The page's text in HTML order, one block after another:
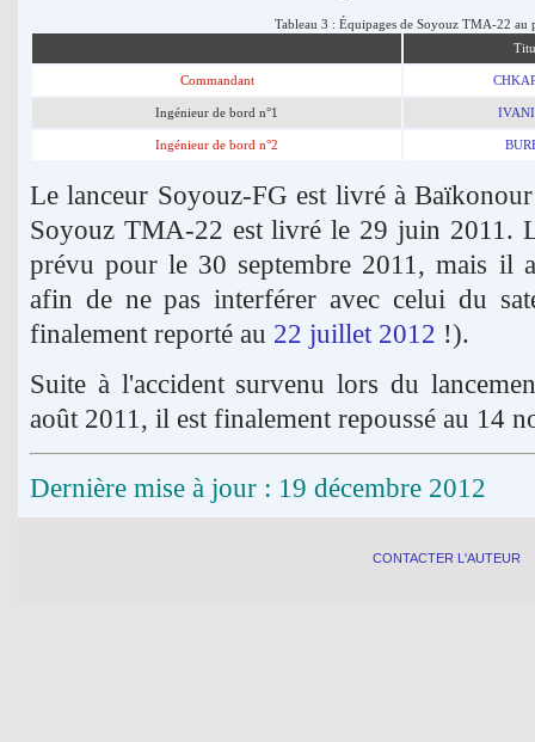
Commandant
Ingénieur de bord n°1
Ingénieur de bord n°2
Tableau 3 : Équipages de Soyouz TMA-22 au
Le lanceur Soyouz-FG est livré à
Soyouz TMA-22 est livré le 29 juin 2011.
prévu pour le 30 septembre 2011, mais il
afin de ne pas interférer avec celui du
finalement reporté au 22 juillet 2012 !).
Suite à l'accident survenu lors du
août 2011, il est finalement repoussé au 14
Dernière mise à jour : 19 décembre 2012
CONTACTER L'AUTEUR